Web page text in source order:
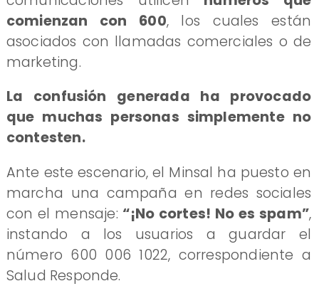
comienzan con 600, los cuales están
asociados con llamadas comerciales o de
marketing.
La confusión generada ha provocado
que muchas personas simplemente no
contesten.
Ante este escenario, el Minsal ha puesto en
marcha una campaña en redes sociales
con el mensaje: “¡No cortes! No es spam”,
instando a los usuarios a guardar el
número 600 006 1022, correspondiente a
Salud Responde.